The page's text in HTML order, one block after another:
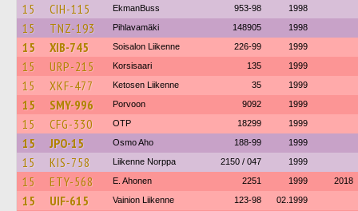
15 CIH-115 EkmanBuss 953-98 1998
15 TNZ-193 Pihlavamäki 148905 1998
15 XIB-745 Soisalon Liikenne 226-99 1999
15 URP-215 Korsisaari 135 1999
15 XKF-477 Ketosen Liikenne 35 1999
15 SMY-996 Porvoon 9092 1999
15 CFG-330 OTP 18299 1999
15 JPO-15 Osmo Aho 188-99 1999
15 KIS-758 Liikenne Norppa 2150 / 047 1999
15 ETY-568 E. Ahonen 2251 1999 2018
15 UIF-615 Vainion Liikenne 123-98 02.1999